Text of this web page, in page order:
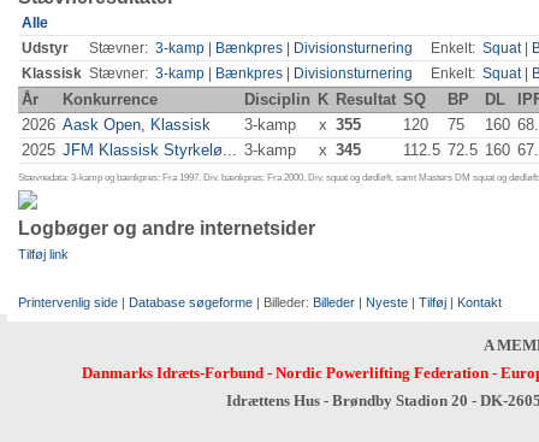
Alle
Udstyr
Stævner: 3-kamp Bænkpres Divisionsturnering Enkelt: Squat|
Klassisk Stævner: 3-kamp Bænkpres Divisionsturnering Enkelt: Squat|
År Konkurrence Disciplin K Resultat SQ BP DL
2026 Aask Open, Klassisk 3-kamp x 355 120 75 160
2025 JFM Klassisk Styrkelø... 3-kamp x 345 112.5 72.5 160
Stævnedata: 3-kamp og bænkpres: Fra 1997. Div. bænkpres: Fra 2000. Div. squat og dødløft, samt Masters DM squat og
Logbøger og andre internetsider
Tilføj link
Printervenlig side | Database søgeforme | Billeder: Billeder | Nyeste | Tilføj | Kontakt
A
Danmarks Idræts-Forbund- Nordic Powerlifting Federation-
Idrættens Hus - Brøndby Stadion 20 - DK-